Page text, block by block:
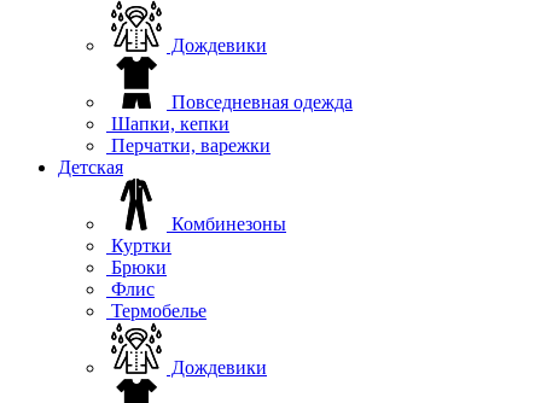
Дождевики
Повседневная одежда
Шапки, кепки
Перчатки, варежки
Детская
Комбинезоны
Куртки
Брюки
Флис
Термобелье
Дождевики